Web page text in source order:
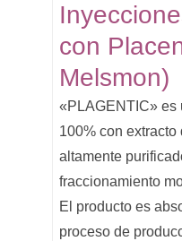
con
Мelsmon)
«PLAGENTIC» es
100% con
altamente
fraccionamiento
El producto es
proceso de